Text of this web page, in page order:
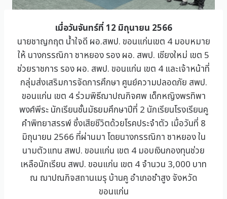
เมื่อวันจันทร์ที่ 12 มิถุนายน 2566
นายชาญกฤต น้ำใจดี ผอ.สพป. ขอนแก่นเขต 4 มอบหมาย
ให้ นางกรรณิกา ซาหยอง รอง ผอ. สพป. เชียงใหม่ เขต 5
ช่วยราชการ รอง ผอ. สพป. ขอนแก่น เขต 4 และเจ้าหน้าที่
กลุ่มส่งเสริมการจัดการศึกษา ศูนย์ความปลอดภัย สพป.
ขอนแก่น เขต 4 ร่วมพิธีฌาปณกิจศพ เด็กหญิงพรทิพา
พงศ์พีระ นักเรียนชั้นมัธยมศึกษาปีที่ 2 นักเรียนโรงเรียนคู
คำพิทยาสรรพ์ ซึ่งเสียชีวิตด้วยโรคประจำตัว เมื่อวันที่ 8
มิถุนายน 2566 ที่ผ่านมา โดยนางกรรณิกา ซาหยอง ใน
นามตัวแทน สพป. ขอนแก่น เขต 4 มอบเงินกองทุนช่วย
เหลือนักเรียน สพป. ขอนแก่น เขต 4 จำนวน 3,000 บาท
ณ ฌาปณกิจสถานเมรุ บ้านคู อำเภอซำสูง จังหวัด
ขอนแก่น